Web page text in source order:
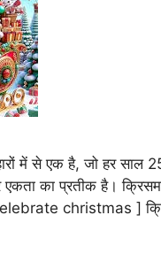
में से एक है, जो हर साल
एकता का प्रतीक है।
christmas ]